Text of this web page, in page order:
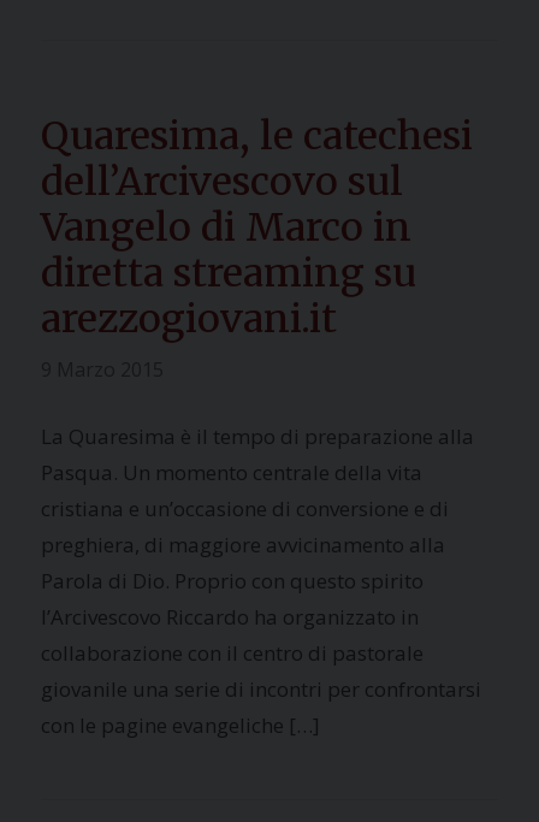
Quaresima, le catechesi
dell’Arcivescovo sul
Vangelo di Marco in
diretta streaming su
arezzogiovani.it
La Quaresima è il tempo di preparazione alla
Pasqua. Un momento centrale della vita
cristiana e un’occasione di conversione e di
preghiera, di maggiore avvicinamento alla
Parola di Dio. Proprio con questo spirito
l’Arcivescovo Riccardo ha organizzato in
collaborazione con il centro di pastorale
giovanile una serie di incontri per confrontarsi
con le pagine evangeliche […]